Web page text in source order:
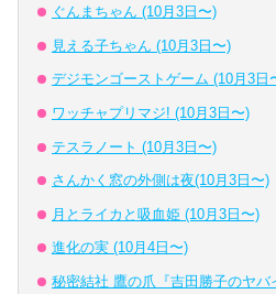
ぐんまちゃん (10月3日〜)
見える子ちゃん (10月3日〜)
デジモンゴーストゲーム (10月3日
ワッチャプリマジ! (10月3日〜)
テスラノート (10月3日〜)
さんかく窓の外側は夜(10月3日〜)
月とライカと吸血姫 (10月3日〜)
進化の実 (10月4日〜)
秘密結社 鷹の爪『吉田勝子のヤ